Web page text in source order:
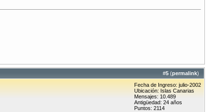
#5 (permalink)
Fecha de Ingreso: julio-2002
Ubicación: Islas Canarias
Mensajes: 10.489
Antigüedad: 24 años
Puntos: 2114